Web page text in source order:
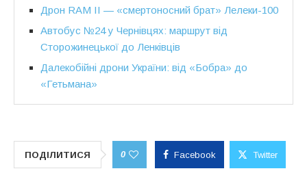
Дрон RAM II — «смертоносний брат» Лелеки-100
Автобус №24 у Чернівцях: маршрут від
Сторожинецької до Ленківців
Далекобійні дрони України: від «Бобра» до
«Гетьмана»
ПОДІЛИТИСЯ 0 Facebook Twitter